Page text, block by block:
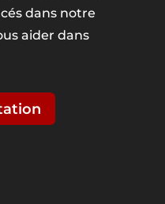
dans notre
aider dans